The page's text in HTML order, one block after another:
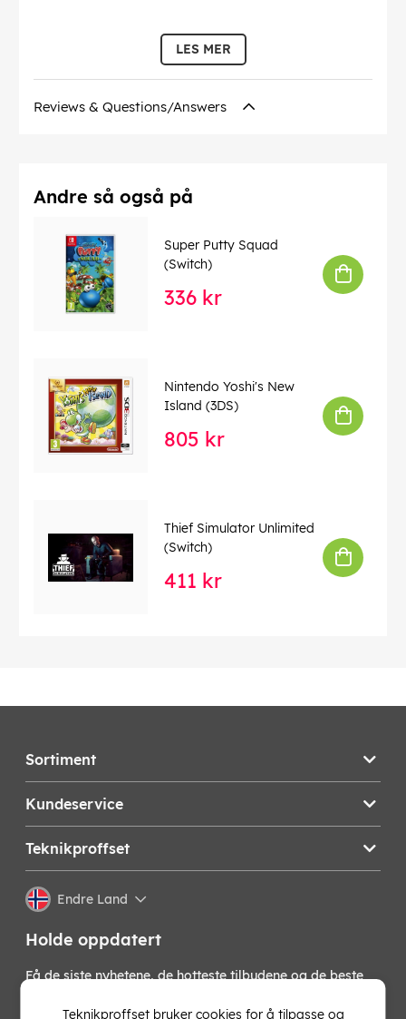
Engelsk
Denne teksten er automatisk oversatt, og det kan
LES MER
Reviews & Questions/Answers
Andre så også på
Super Putty Squad
(Switch)
336 kr
Nintendo Yoshi's New
Island (3DS)
805 kr
Thief Simulator Unlimited
(Switch)
411 kr
Sortiment
Kundeservice
Teknikproffset
Endre Land
Holde oppdatert
Få de siste nyhetene, de hotteste tilbudene og de beste
nyhetsbrev!
Teknikproffset bruker cookies for å tilpasse og